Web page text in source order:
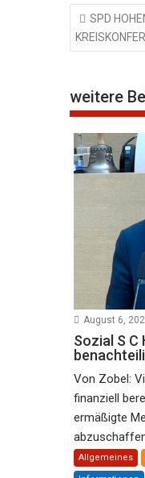
SPD
weitere
August 6,
Sozial S C
Von Zobel:
finanziell
ermäßigte
Allgemeines